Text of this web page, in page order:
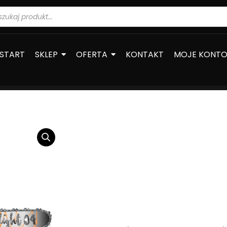
START SKLEP OFERTA KONTAKT MOJE KONTO